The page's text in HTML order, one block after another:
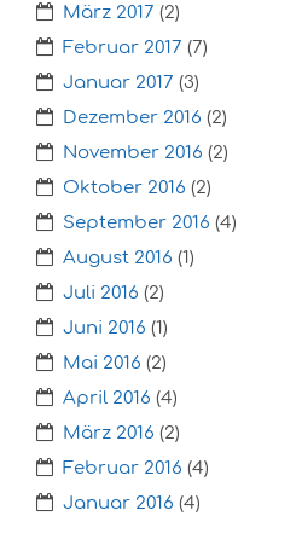
März 2017 (2)
Februar 2017 (7)
Januar 2017 (3)
Dezember 2016 (2)
November 2016 (2)
Oktober 2016 (2)
September 2016 (4)
August 2016 (1)
Juli 2016 (2)
Juni 2016 (1)
Mai 2016 (2)
April 2016 (4)
März 2016 (2)
Februar 2016 (4)
Januar 2016 (4)